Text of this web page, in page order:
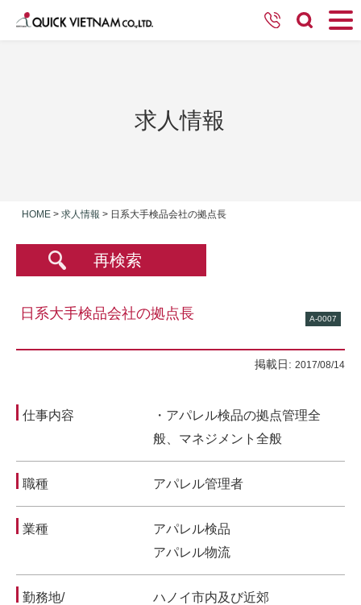
求人情報
HOME > 求人情報 > 日系大手検品会社の拠点長
再検索
日系大手検品会社の拠点長 A-0007
掲載日: 2017/08/14
仕事内容
・アパレル検品の拠点管理全
般、マネジメント全般
職種 アパレル管理者
業種
アパレル検品
アパレル物流
勤務地/
ハノイ市内及び近郊